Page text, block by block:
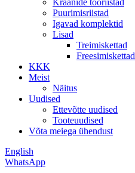
Kraanide tööriistad
Puurimisriistad
Igavad komplektid
Lisad
Treimiskettad
Freesimiskettad
KKK
Meist
Näitus
Uudised
Ettevõtte uudised
Tooteuudised
Võta meiega ühendust
English
WhatsApp